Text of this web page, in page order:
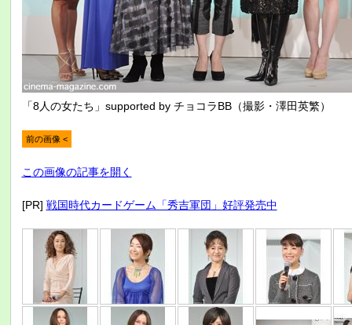
「8人の女たち」supported by チョコラBB（撮影・澤田英繁）
前の画像 <
この画像の記事を開く
[PR] 戦国時代カードゲーム「秀吉軍団」好評発売中